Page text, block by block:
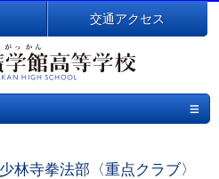
交通アクセス
≡
林寺拳法部〈重点クラブ〉